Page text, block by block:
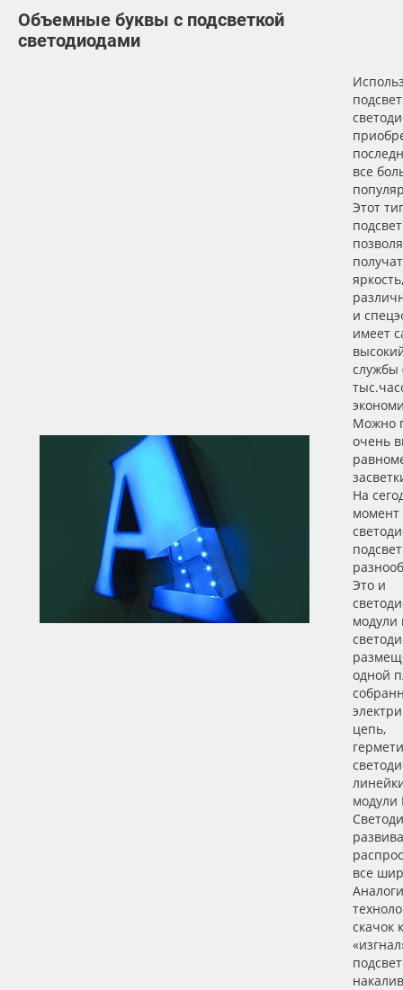
Объемные буквы с подсветкой
светодиодами
все
Этот
яркость,
и
имеет
службы
Можно
очень
На
Это и
модули
одной
цепь,
модули
все
скачок